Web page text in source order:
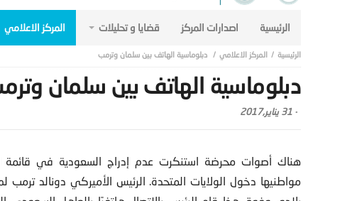
الرئيسية اصدارات المركز قضايا و تحليلات المركز الاعلامي
المركز الاعلامي دبلوماسية الهاتف بين سلمان وترمب
دبلوماسية الهاتف بين سلمان
- 31 يناير,2017
هناك أصوات محرضة استنكرت عدم إدراج السعودية في قائمة
مواطنيها دخول الولايات المتحدة. الرئيس الأميركي دونالد